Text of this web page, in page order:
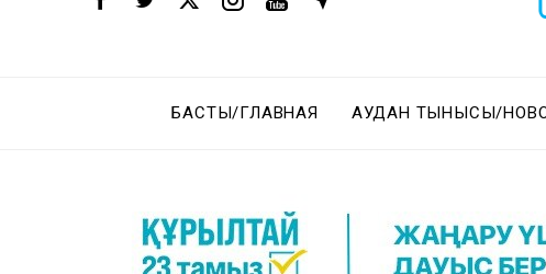
БАСТЫ/ГЛАВНАЯ АУДАН ТЫНЫСЫ/